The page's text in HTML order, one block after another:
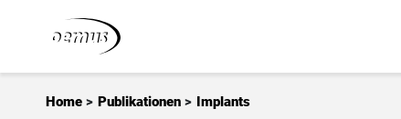
Home > Publikationen > Implants